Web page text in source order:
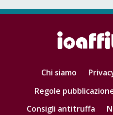
Chi siamo
Regole
Consigli antitruffa